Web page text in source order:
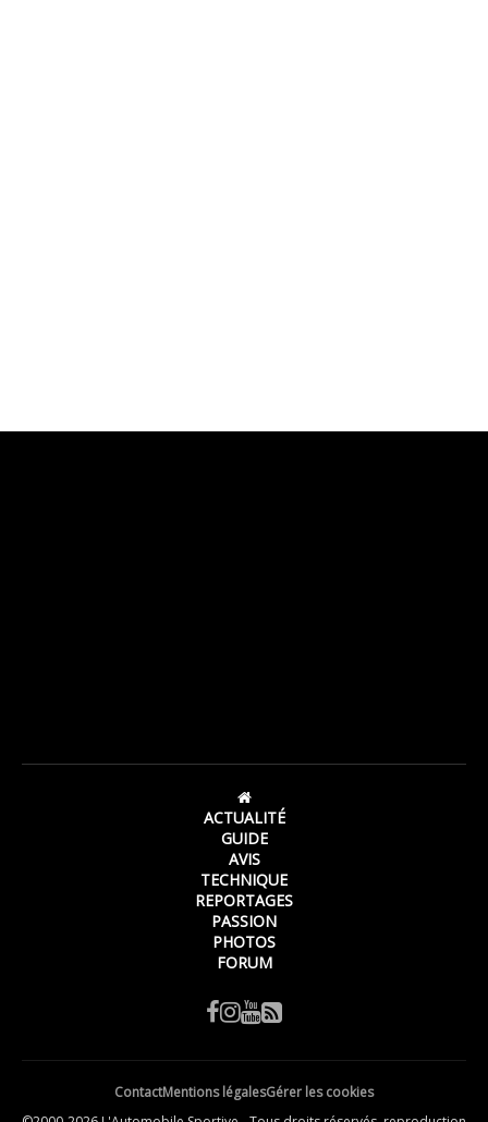
ACTUALITÉ
GUIDE
AVIS
TECHNIQUE
REPORTAGES
PASSION
PHOTOS
FORUM
ContactMentions légalesGérer les cookies